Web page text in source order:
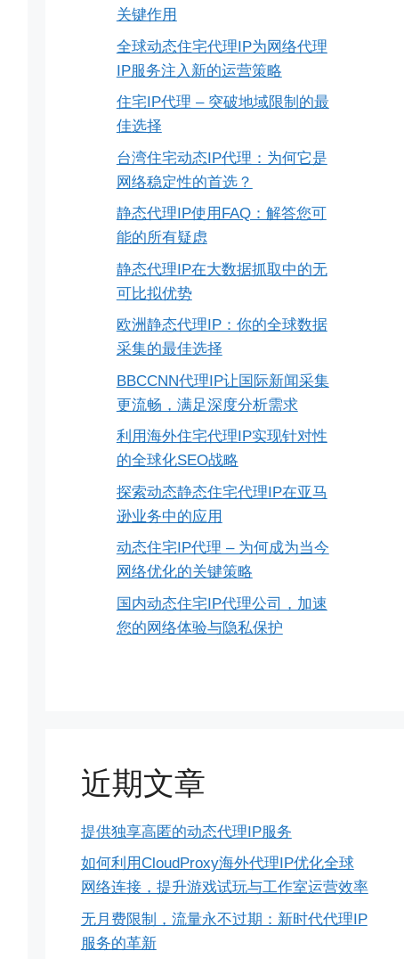
关键作用
全球动态住宅代理IP为网络代理
IP服务注入新的运营策略
住宅IP代理 – 突破地域限制的最
佳选择
台湾住宅动态IP代理：为何它是
网络稳定性的首选？
静态代理IP使用FAQ：解答您可
能的所有疑虑
静态代理IP在大数据抓取中的无
可比拟优势
欧洲静态代理IP：你的全球数据
采集的最佳选择
BBCCNN代理IP让国际新闻采集
更流畅，满足深度分析需求
利用海外住宅代理IP实现针对性
的全球化SEO战略
探索动态静态住宅代理IP在亚马
逊业务中的应用
动态住宅IP代理 – 为何成为当今
网络优化的关键策略
国内动态住宅IP代理公司，加速
您的网络体验与隐私保护
近期文章
提供独享高匿的动态代理IP服务
如何利用CloudProxy海外代理IP优化全球
网络连接，提升游戏试玩与工作室运营效率
无月费限制，流量永不过期：新时代代理IP
服务的革新